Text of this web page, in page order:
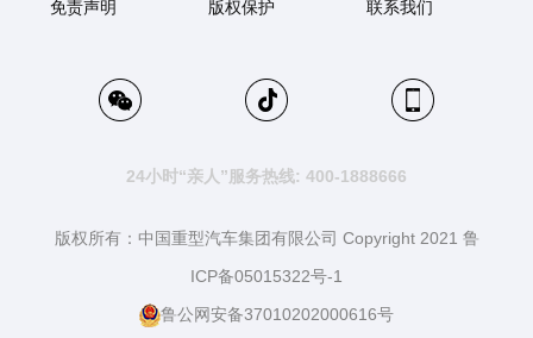
免责声明 版权保护 联系我们
24小时“亲人”服务热线: 400-1888666
版权所有：中国重型汽车集团有限公司 Copyright 2021 鲁
ICP备05015322号-1
鲁公网安备37010202000616号